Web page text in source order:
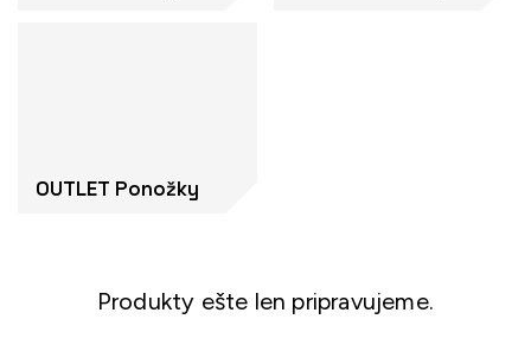
OUTLET Ponožky
Produkty ešte len pripravujeme.